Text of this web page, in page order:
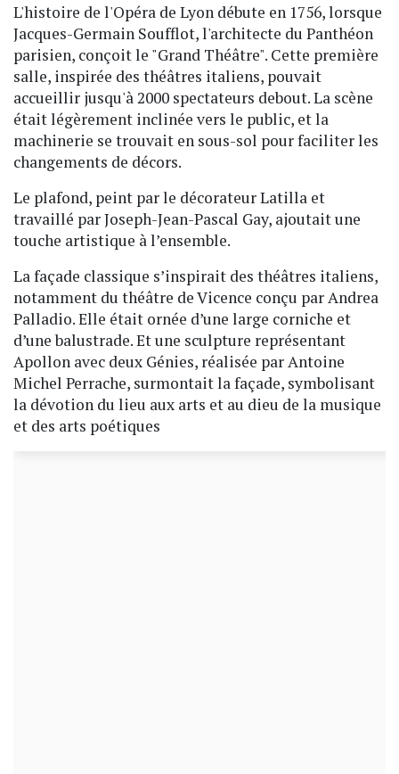
L'histoire de l'Opéra de Lyon débute en 1756, lorsque
Jacques-Germain Soufflot, l'architecte du Panthéon
parisien, conçoit le "Grand Théâtre". Cette première
salle, inspirée des théâtres italiens, pouvait
accueillir jusqu'à 2000 spectateurs debout. La scène
était légèrement inclinée vers le public, et la
machinerie se trouvait en sous-sol pour faciliter les
changements de décors.
Le plafond, peint par le décorateur Latilla et
travaillé par Joseph-Jean-Pascal Gay, ajoutait une
touche artistique à l’ensemble.
La façade classique s’inspirait des théâtres italiens,
notamment du théâtre de Vicence conçu par Andrea
Palladio. Elle était ornée d’une large corniche et
d’une balustrade. Et une sculpture représentant
Apollon avec deux Génies, réalisée par Antoine
Michel Perrache, surmontait la façade, symbolisant
la dévotion du lieu aux arts et au dieu de la musique
et des arts poétiques